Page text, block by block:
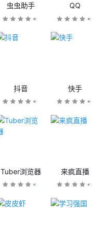
虫虫助手 QQ
抖音 快手
Tuber浏览器 来疯直播